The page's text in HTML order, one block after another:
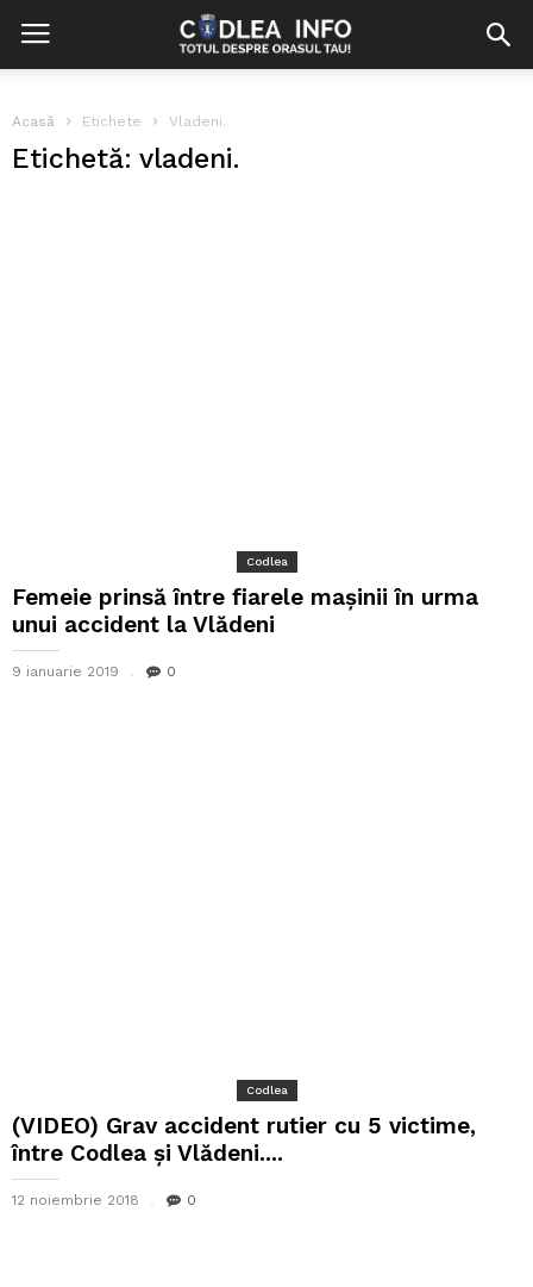
Acasă Etichete Vladeni.
Etichetă: vladeni.
Codlea
Femeie prinsă între fiarele mașinii în urma
unui accident la Vlădeni
9 ianuarie 2019 0
Codlea
(VIDEO) Grav accident rutier cu 5 victime,
între Codlea și Vlădeni....
12 noiembrie 2018 0